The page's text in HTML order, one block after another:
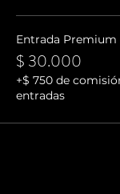
Entrada Premium
$ 30.000
+$ 750 de
entradas